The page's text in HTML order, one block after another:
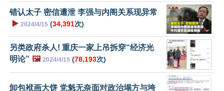
错认太子 密信遭泄 李强与内阁关系现异常
▶️ 2024/4/15 (34,391次)
另类政府杀人! 重庆一家上吊拆穿“经济光
明论” 🖼️ 2024/4/15 (78,193次)
卸包袱画大饼 党魁无奈面对政治塌方与垮